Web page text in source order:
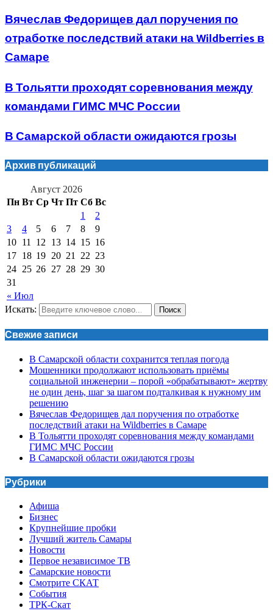
Вячеслав Федорищев дал поручения по
отработке последствий атаки на Wildberries в
Самаре
В Тольятти проходят соревнования между
командами ГИМС МЧС России
В Самарской области ожидаются грозы
Архив публикаций
Август 2026
Пн Вт Ср Чт Пт Сб Вс
« Июл
1
2
3
4 5 6 7 8
9
10 11 12 13 14 15 16
17 18 19 20 21 22 23
24 25 26 27 28 29 30
31
Искать: Поиск
Свежие записи
В Самарской области сохранится теплая погода
Мошенники продолжают использовать приёмы
социальной инженерии – порой «обрабатывают» жертву
не один день, шаг за шагом подталкивая к нужному им
решению
Вячеслав Федорищев дал поручения по отработке
последствий атаки на Wildberries в Самаре
В Тольятти проходят соревнования между командами
ГИМС МЧС России
В Самарской области ожидаются грозы
Рубрики
Афиша
Бизнес
Крупнейшие пробки
Лучший житель Самары
Новости
Первое независимое ТВ
Самарские новости
Смотрите СКАТ
События
ТРК-Скат